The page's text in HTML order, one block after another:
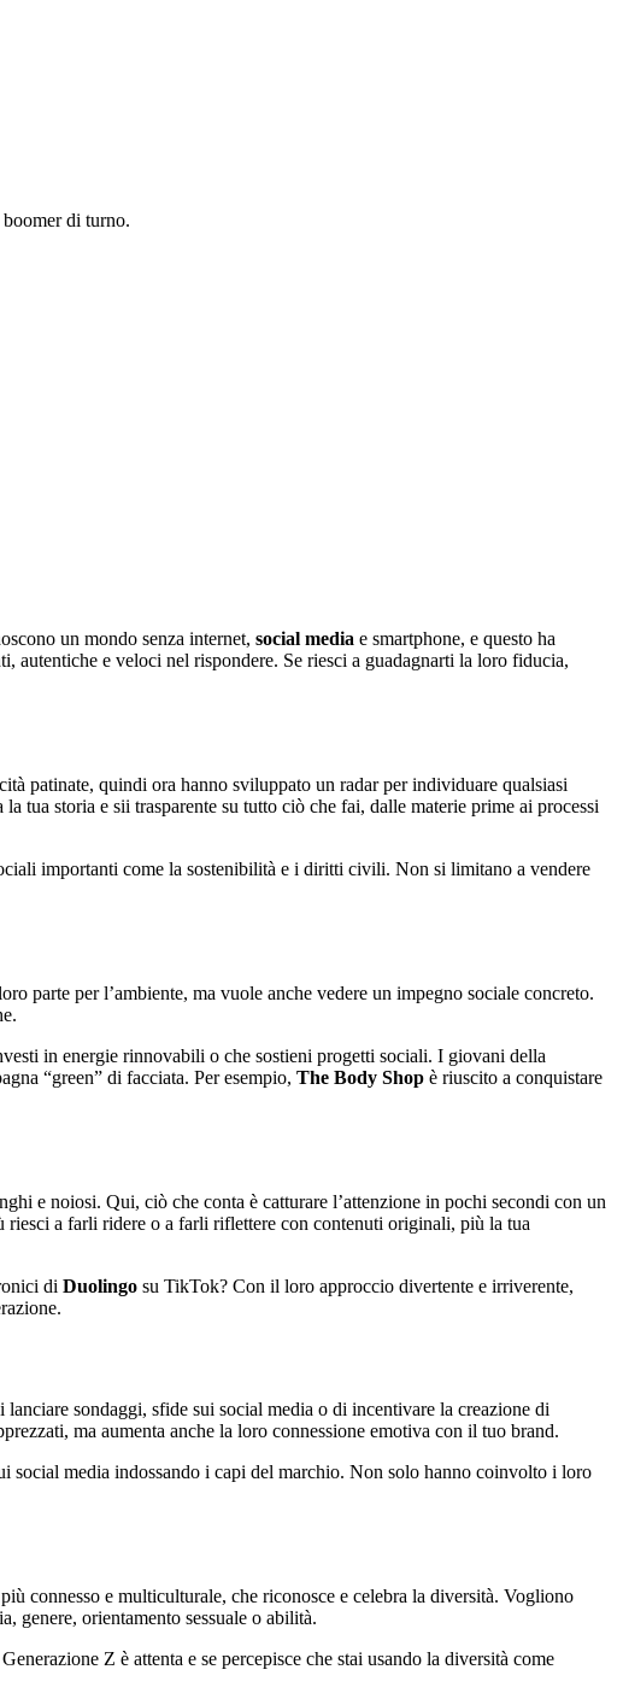
di turno.
un mondo senza internet, social media e smartphone, e questo ha
autentiche e veloci nel rispondere. Se riesci a guadagnarti la loro fiducia,
patinate, quindi ora hanno sviluppato un radar per individuare qualsiasi
tua storia e sii trasparente su tutto ciò che fai, dalle materie prime ai processi
importanti come la sostenibilità e i diritti civili. Non si limitano a vendere
parte per l’ambiente, ma vuole anche vedere un impegno sociale concreto.
in energie rinnovabili o che sostieni progetti sociali. I giovani della
“green” di facciata. Per esempio, The Body Shop è riuscito a conquistare
e noiosi. Qui, ciò che conta è catturare l’attenzione in pochi secondi con un
riesci a farli ridere o a farli riflettere con contenuti originali, più la tua
di Duolingo su TikTok? Con il loro approccio divertente e irriverente,
sondaggi, sfide sui social media o di incentivare la creazione di
ma aumenta anche la loro connessione emotiva con il tuo brand.
media indossando i capi del marchio. Non solo hanno coinvolto i loro
connesso e multiculturale, che riconosce e celebra la diversità. Vogliono
genere, orientamento sessuale o abilità.
Z è attenta e se percepisce che stai usando la diversità come